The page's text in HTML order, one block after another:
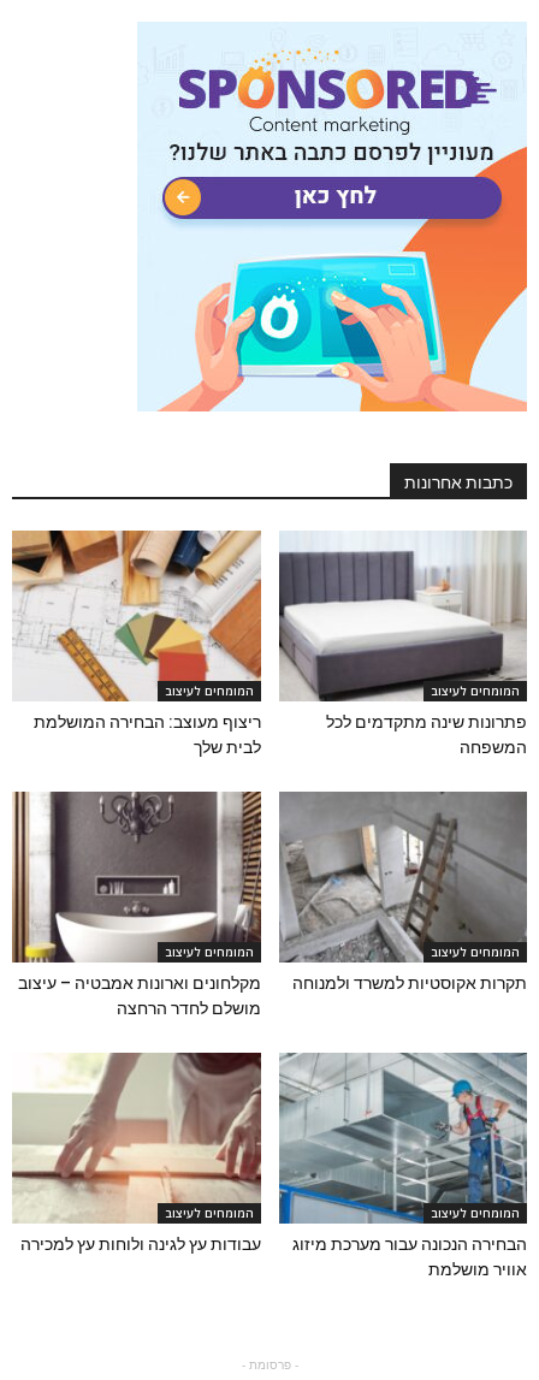
כתבות אחרונות
המומחים לעיצוב
פתרונות שינה מתקדמים לכל
המשפחה
המומחים לעיצוב
ריצוף מעוצב: הבחירה המושלמת
לבית שלך
המומחים לעיצוב
תקרות אקוסטיות למשרד ולמנוחה
המומחים לעיצוב
מקלחונים וארונות אמבטיה – עיצוב
מושלם לחדר הרחצה
המומחים לעיצוב
הבחירה הנכונה עבור מערכת מיזוג
אוויר מושלמת
המומחים לעיצוב
עבודות עץ לגינה ולוחות עץ למכירה
- פרסומת -